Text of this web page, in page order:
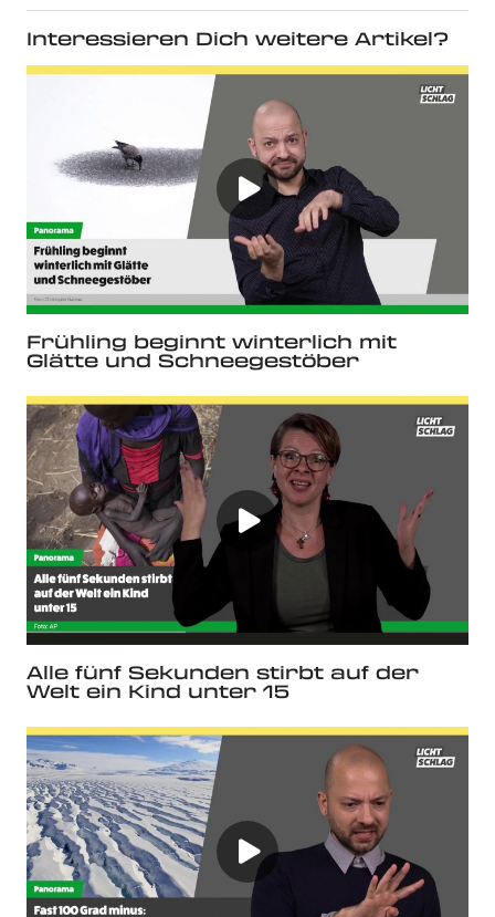
Interessieren Dich weitere Artikel?
Frühling beginnt winterlich mit
Glätte und Schneegestöber
Alle fünf Sekunden stirbt auf der
Welt ein Kind unter 15